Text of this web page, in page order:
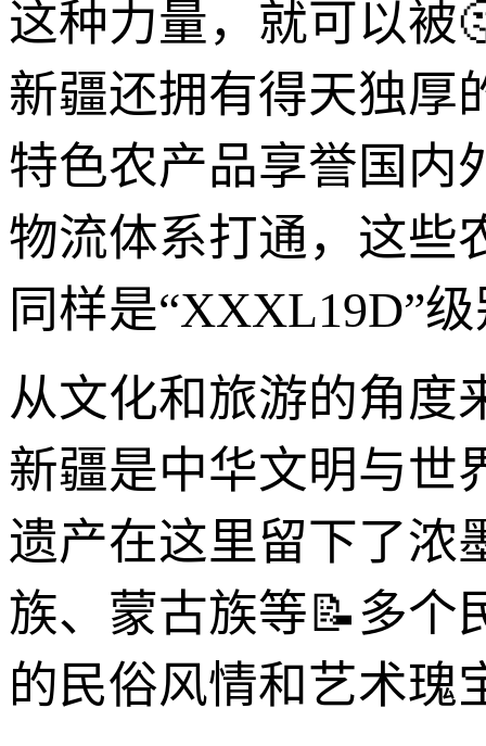
这种力量，就可以被
新疆还拥有得天独厚
特色农产品享誉国内
物流体系打通，这些
同样是“XXXL19D”
从文化和旅游的角度
新疆是中华文明与世
遗产在这里留下了浓
族、蒙古族等📝多个
的民俗风情和艺术瑰